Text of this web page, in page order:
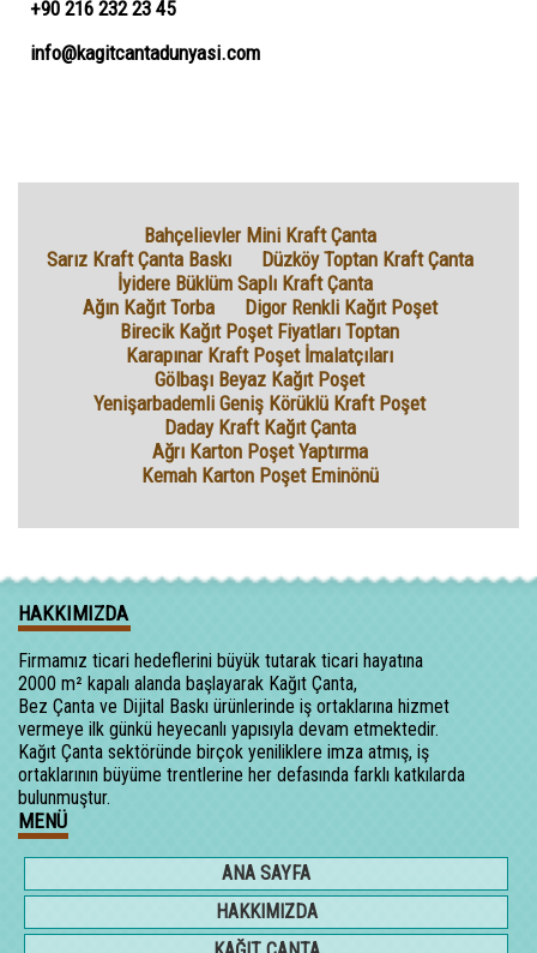
+90 216 232 23 45
info@kagitcantadunyasi.com
Bahçelievler Mini Kraft Çanta
Sarız Kraft Çanta Baskı
Düzköy Toptan Kraft Çanta
İyidere Büklüm Saplı Kraft Çanta
Ağın Kağıt Torba
Digor Renkli Kağıt Poşet
Birecik Kağıt Poşet Fiyatları Toptan
Karapınar Kraft Poşet İmalatçıları
Gölbaşı Beyaz Kağıt Poşet
Yenişarbademli Geniş Körüklü Kraft Poşet
Daday Kraft Kağıt Çanta
Ağrı Karton Poşet Yaptırma
Kemah Karton Poşet Eminönü
HAKKIMIZDA
Firmamız ticari hedeflerini büyük tutarak ticari hayatına
2000 m² kapalı alanda başlayarak Kağıt Çanta,
Bez Çanta ve Dijital Baskı ürünlerinde iş ortaklarına hizmet
vermeye ilk günkü heyecanlı yapısıyla devam etmektedir.
Kağıt Çanta sektöründe birçok yeniliklere imza atmış, iş
ortaklarının büyüme trentlerine her defasında farklı katkılarda
bulunmuştur.
MENÜ
ANA SAYFA
HAKKIMIZDA